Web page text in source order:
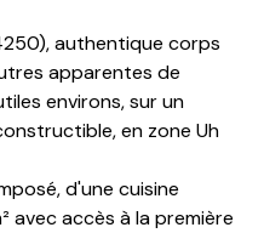
authentique corps
apparentes de
environs, sur un
en zone Uh
d'une cuisine
avec accès à la première